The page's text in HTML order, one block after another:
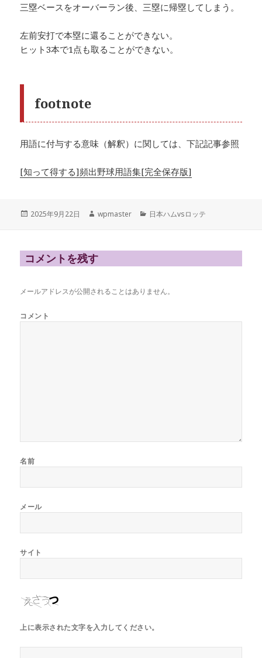
三塁ベースをオーバーラン後、三塁に帰塁してしまう。
左前安打で本塁に還ることができない。
ヒット3本で1点も取ることができない。
footnote
用語に付与する意味（解釈）に関しては、下記記事参照
[知って得する]頻出野球用語集[完全保存版]
投
2025年9月22日
作
wpmaster
カ
日本ハムvsロッテ
コメントを残す
メールアドレスが公開されることはありません。
コメント
名前
メール
サイト
上に表示された文字を入力してください。